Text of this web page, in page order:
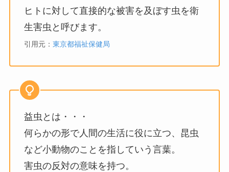
ヒトに対して直接的な被害を及ぼす虫を衛
生害虫と呼びます。
引用元： 東京都福祉保健局
益虫とは・・・
何らかの形で人間の生活に役に立つ、昆虫
など小動物のことを指していう言葉。
害虫の反対の意味を持つ。